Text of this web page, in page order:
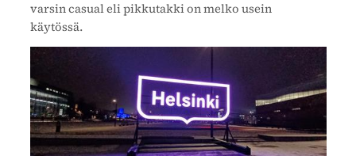
varsin casual eli pikkutakki on melko usein
käytössä.